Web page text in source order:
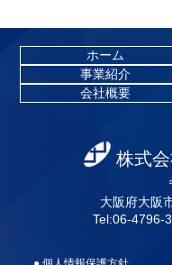
ホーム
事業紹介
会社概要
株式
大阪府大阪
Tel:06-4796-